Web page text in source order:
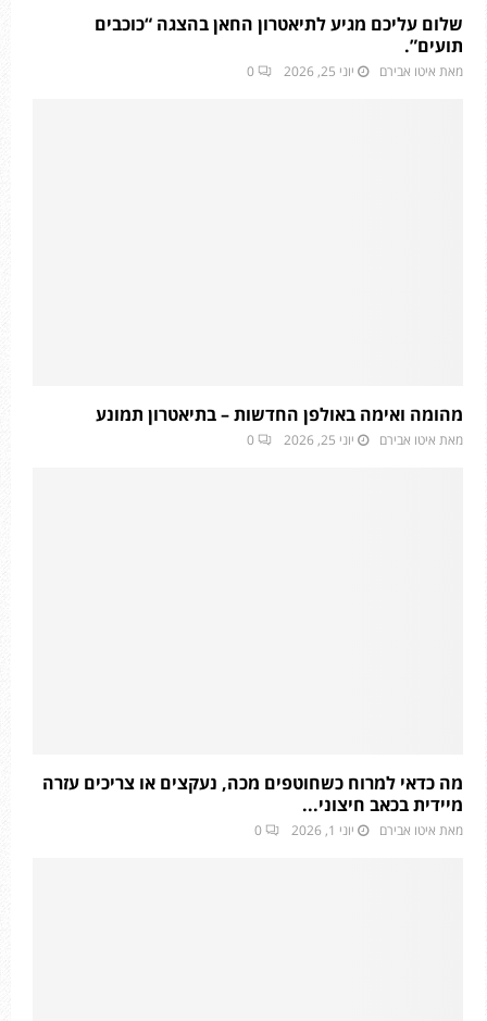
שלום עליכם מגיע לתיאטרון החאן בהצגה “כוכבים
תועים”.
מאת איטו אבירם יוני 25, 2026 0
מהומה ואימה באולפן החדשות – בתיאטרון תמונע
מאת איטו אבירם יוני 25, 2026 0
מה כדאי למרוח כשחוטפים מכה, נעקצים או צריכים עזרה
מיידית בכאב חיצוני...
מאת איטו אבירם יוני 1, 2026 0